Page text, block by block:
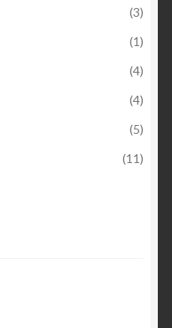
(3)
(1)
(4)
(4)
(5)
(11)